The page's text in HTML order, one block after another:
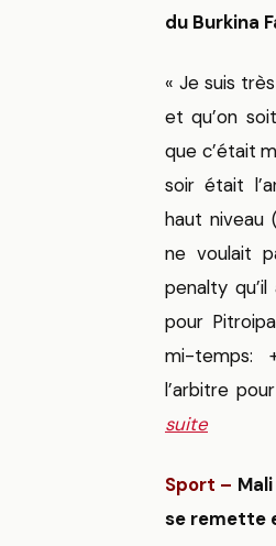
du Burkina
« Je suis
et qu’on
que c’était
soir était
haut niveau
ne voulait
penalty
pour
mi-temps:
l’arbitre
suite
Sport –
se remette